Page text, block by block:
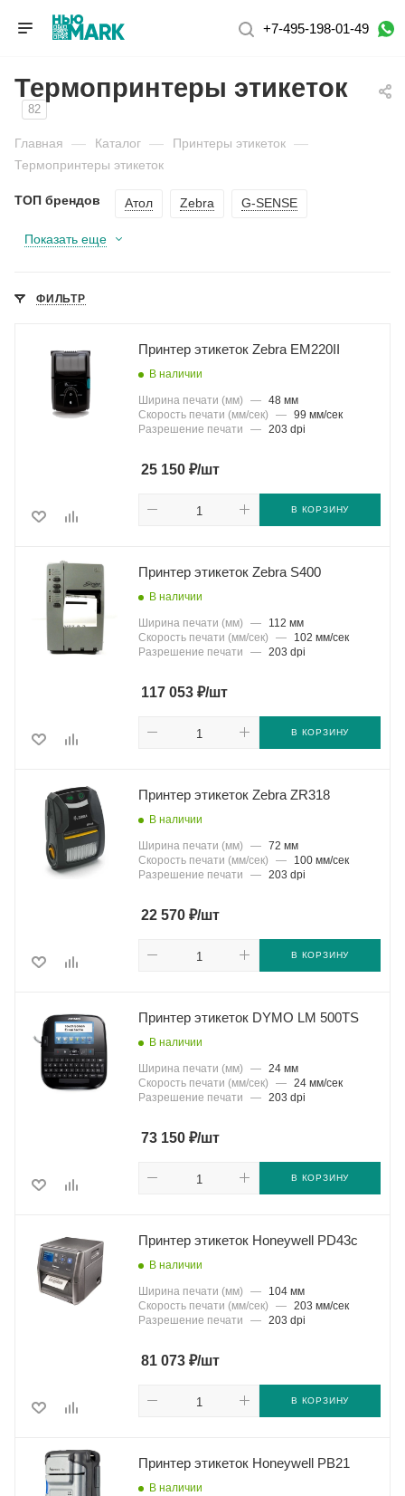
+7-495-198-01-49
Термопринтеры этикеток
82
Главная — Каталог — Принтеры этикеток —
Термопринтеры этикеток
ТОП брендов Атол Zebra G-SENSE
Показать еще
ФИЛЬТР
Принтер этикеток Zebra EM220II
В наличии
Ширина печати (мм) — 48 мм
Скорость печати (мм/сек)
— 99 мм/сек
Разрешение печати
— 203 dpi
25 150 ₽/шт
В КОРЗИНУ
Принтер этикеток Zebra S400
В наличии
Ширина печати (мм) —
112 мм
Скорость печати (мм/сек)
—
102 мм/сек
Разрешение печати
— 203 dpi
117 053 ₽/шт
В КОРЗИНУ
Принтер этикеток Zebra ZR318
В наличии
Ширина печати (мм) — 72 мм
Скорость печати (мм/сек)
—
100 мм/сек
Разрешение печати
— 203 dpi
22 570 ₽/шт
В КОРЗИНУ
Принтер этикеток DYMO LM 500TS
В наличии
Ширина печати (мм) — 24 мм
Скорость печати (мм/сек)
— 24 мм/сек
Разрешение печати
— 203 dpi
73 150 ₽/шт
В КОРЗИНУ
Принтер этикеток Honeywell PD43c
В наличии
Ширина печати (мм) —
104 мм
Скорость печати (мм/сек)
— 203 мм/сек
Разрешение печати
— 203 dpi
81 073 ₽/шт
В КОРЗИНУ
Принтер этикеток Honeywell PB21
В наличии